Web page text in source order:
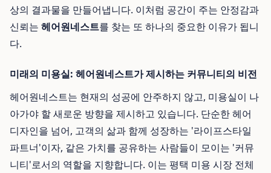
상의 결과물을 만들어냅니다. 이처럼 공간이 주는 안정감과
신뢰는 헤어원네스트를 찾는 또 하나의 중요한 이유가 됩니
다.
미래의 미용실: 헤어원네스트가 제시하는 커뮤니티의 비전
헤어원네스트는 현재의 성공에 안주하지 않고, 미용실이 나
아가야 할 새로운 방향을 제시하고 있습니다. 단순한 헤어
디자인을 넘어, 고객의 삶과 함께 성장하는 '라이프스타일
파트너'이자, 같은 가치를 공유하는 사람들이 모이는 '커뮤
니티'로서의 역할을 지향합니다. 이는 평택 미용 시장 전체